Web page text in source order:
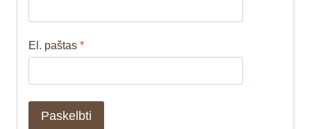
El. paštas *